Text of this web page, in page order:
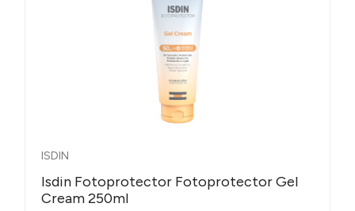
ISDIN
Isdin Fotoprotector Fotoprotector Gel
Cream 250ml